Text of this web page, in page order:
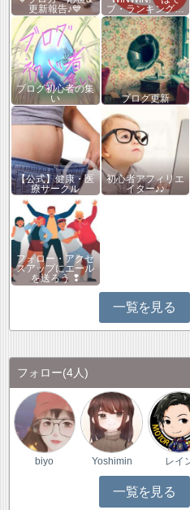
更新報告♪💙
ブ・ランキング…
ブログ初心者の集
い
ブログ更新
【公式】健康・医
療サークル
初心者アフィリエ
イター♪♪
フォロー・アクセ
スアップにエール
を送ろう ❢
一覧を見る
フォロー(4人)
biyo Yoshimin レイ
一覧を見る